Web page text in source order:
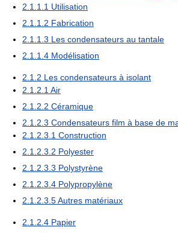
2.1.1.1 Utilisation
2.1.1.2 Fabrication
2.1.1.3 Les condensateurs au tantale
2.1.1.4 Modélisation
2.1.2 Les condensateurs à isolant
2.1.2.1Air
2.1.2.2 Céramique
2.1.2.3 Condensateurs film à base de
2.1.2.3.1 Construction
2.1.2.3.2 Polyester
2.1.2.3.3 Polystyrène
2.1.2.3.4 Polypropylène
2.1.2.3.5Autres matériaux
2.1.2.4 Papier